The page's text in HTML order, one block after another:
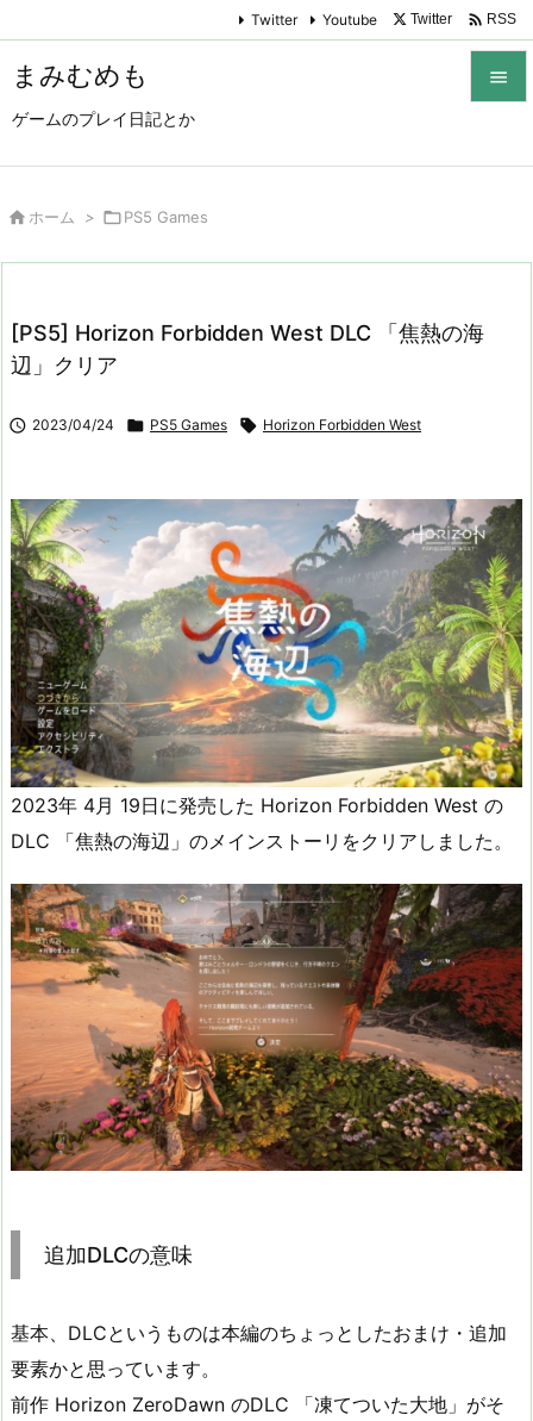
まみむめも
ゲームのプレイ日記とか

Twitter Youtube Twitter  RSS
 ホーム > PS5 Games
[PS5] Horizon Forbidden West DLC 「焦熱の海
辺」クリア
 2023/04/24  PS5 Games  Horizon Forbidden West
2023年 4月 19日に発売した Horizon Forbidden West の
DLC 「焦熱の海辺」のメインストーリをクリアしました。
追加DLCの意味
基本、DLCというものは本編のちょっとしたおまけ・追加
要素かと思っています。
前作 Horizon ZeroDawn のDLC 「凍てついた大地」がそ